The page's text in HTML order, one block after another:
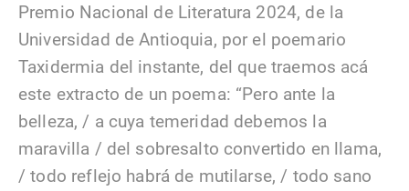
Premio Nacional de Literatura 2024, de la
Universidad de Antioquia, por el poemario
Taxidermia del instante, del que traemos acá
este extracto de un poema: “Pero ante la
belleza, / a cuya temeridad debemos la
maravilla / del sobresalto convertido en llama,
/ todo reflejo habrá de mutilarse, / todo sano